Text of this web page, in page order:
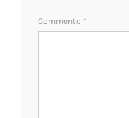
Commento *